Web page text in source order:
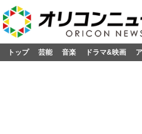
トップ 芸能 音楽 ドラマ&映画